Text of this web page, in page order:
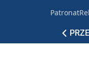
Patronat